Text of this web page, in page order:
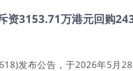
资3153.71万港元回购
发布公告，于2026年5月